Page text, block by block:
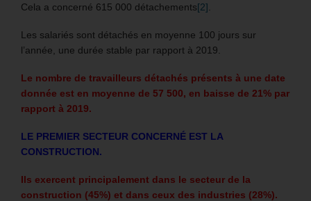
Cela a concerné 615 000 détachements[2]
Les salariés sont détachés en moyenne 100 jours sur
l’année, une durée stable par rapport à 2019.
Le nombre de travailleurs détachés présents à une date
donnée est en moyenne de 57 500, en baisse de 21% par
rapport à 2019.
LE PREMIER SECTEUR CONCERNÉ EST LA
CONSTRUCTION.
Ils exercent principalement dans le secteur de la
construction (45%) et dans ceux des industries (28%).